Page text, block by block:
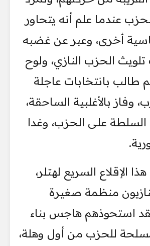
عندما علم أنه يتحاور
أخرى، وعبر عن غضبه
الحزب النازي، ولوح
طالب بانتخابات عاجلة
وفاز بالأغلبية الساحقة،
على الحزب، وغدا
الإقلاع السريع لهتلر،
منظمة صغيرة
استحوذهم هاجس بناء
للحزب من أول وهلة،